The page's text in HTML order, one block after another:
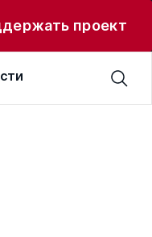
проект